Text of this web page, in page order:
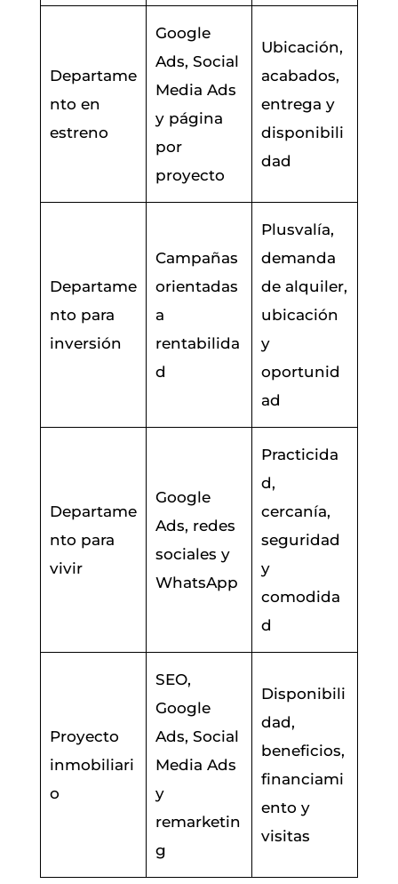
Departame
nto en
estreno
Google
Ads, Social
Media Ads
y página
por
proyecto
Ubicación,
acabados,
entrega y
disponibili
dad
Departame
nto para
inversión
Campañas
orientadas
a
rentabilida
d
Plusvalía,
demanda
de alquiler,
ubicación
y
oportunid
ad
Departame
nto para
vivir
Google
Ads, redes
sociales y
WhatsApp
Practicida
d,
cercanía,
seguridad
y
comodida
d
Proyecto
inmobiliari
o
SEO,
Google
Ads, Social
Media Ads
y
remarketin
g
Disponibili
dad,
beneficios,
financiami
ento y
visitas